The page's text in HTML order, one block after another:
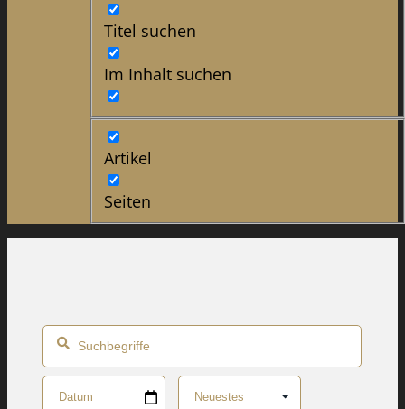
Titel suchen
Im Inhalt suchen
Artikel
Seiten